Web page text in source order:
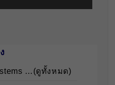
…(ดูทั้งหมด)